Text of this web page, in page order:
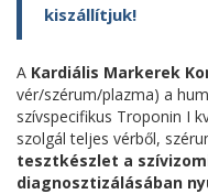
kiszállítjuk!
A Kardiális Markerek
vér/szérum/plazma) a
szívspecifikus Troponin I
szolgál teljes vérből,
tesztkészlet a
diagnosztizálásában